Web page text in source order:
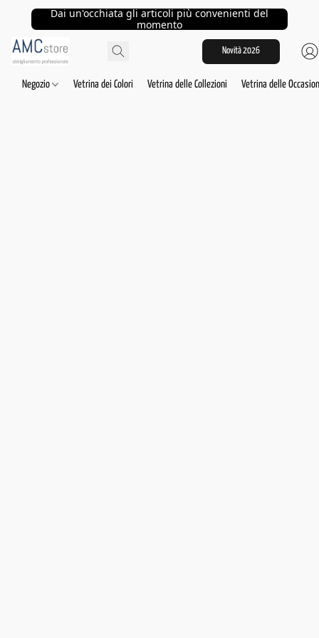
Dai un'occhiata gli articoli più convenienti del
momento
Novità 2026
Negozio Vetrina dei Colori Vetrina delle Collezioni Vetrina delle